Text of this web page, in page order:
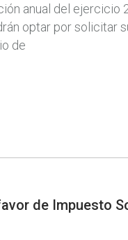
anual del
optar por solicitar
de
de Impuesto